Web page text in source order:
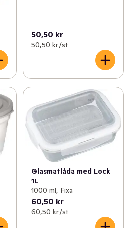
50,50 kr
50,50 kr /st
Glasmatlåda med Lock
1L
1000 ml, Fixa
60,50 kr
60,50 kr /st